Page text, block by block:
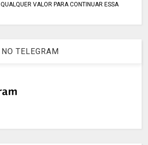
VALOR PARA CONTINUAR ESSA
TELEGRAM